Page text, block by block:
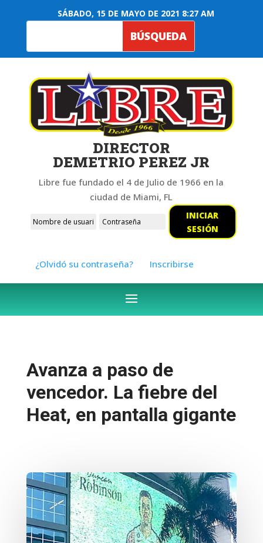
SÁBADO, 15 DE MAYO DE 2021 8:27 AM
DIRECTOR
DEMETRIO PEREZ JR
Libre fue fundado el 4 de Julio de 1966 en la
ciudad de Miami, FL
INICIAR
SESIÓN
¿Olvidó su contraseña? Inscribirse
Avanza a paso de
vencedor. La fiebre del
Heat, en pantalla gigante